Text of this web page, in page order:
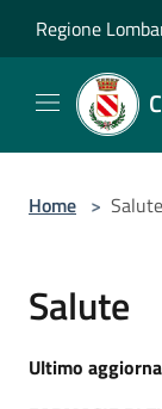
Regione
Home > Salute
Salute
Ultimo